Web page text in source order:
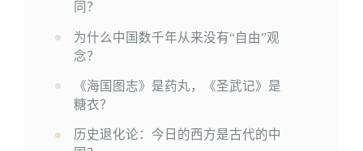
同？
为什么中国数千年从来没有“自由”观
念？
《海国图志》是药丸，《圣武记》是
糖衣？
历史退化论：今日的西方是古代的中